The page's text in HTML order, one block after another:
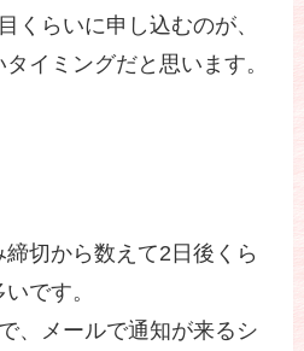
くらいに申し込むのが、
イミングだと思います。
切から数えて2日後くら
です。
、メールで通知が来るシ